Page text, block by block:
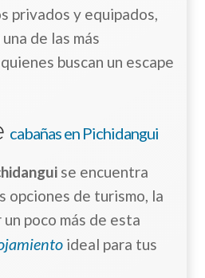
privados y equipados,
de las más
buscan un escape
cabañas en Pichidangui
se encuentra
opciones de turismo, la
poco más de esta
ideal para tus